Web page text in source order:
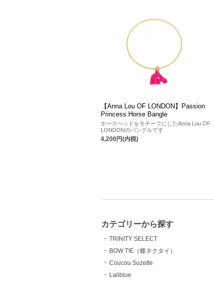
【Anna Lou OF LONDON】Passion
Princess Horse Bangle
ホースヘッドをモチーフにしたAnna Lou OF
LONDONのバングルです
4,200円(内税)
カテゴリーから探す
TRINITY SELECT
BOW TIE（蝶ネクタイ）
Coucou Suzette
Laliblue